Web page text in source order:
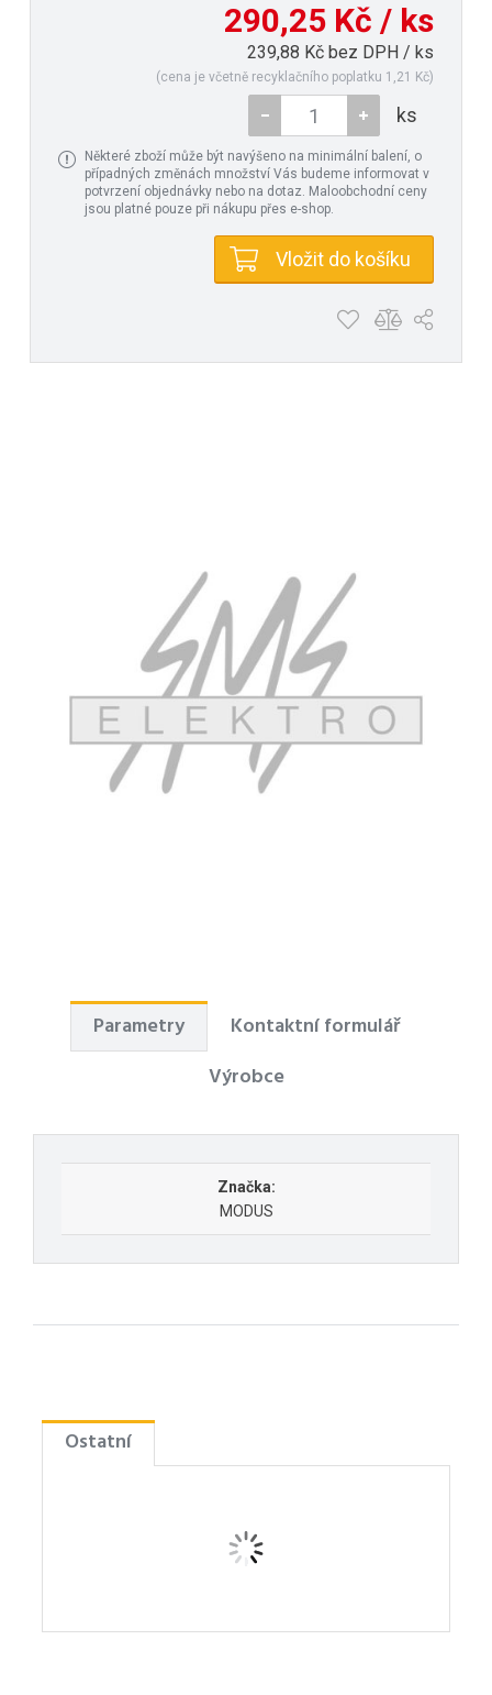
290,25 Kč / ks
239,88 Kč bez DPH / ks
(cena je včetně recyklačního poplatku 1,21 Kč)
ks
Některé zboží může být navýšeno na minimální balení, o
případných změnách množství Vás budeme informovat v
potvrzení objednávky nebo na dotaz. Maloobchodní ceny
jsou platné pouze při nákupu přes e-shop.
Vložit do košíku
Parametry
Kontaktní formulář
Výrobce
Značka:
MODUS
Ostatní